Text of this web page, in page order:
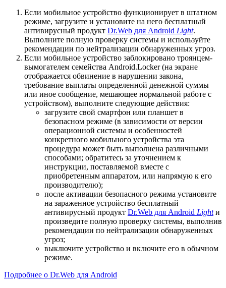
Если мобильное устройство функционирует в штатном
режиме, загрузите и установите на него бесплатный
антивирусный продукт Dr.Web для Android Light.
Выполните полную проверку системы и используйте
рекомендации по нейтрализации обнаруженных угроз.
Если мобильное устройство заблокировано троянцем-
вымогателем семейства Android.Locker (на экране
отображается обвинение в нарушении закона,
требование выплаты определенной денежной суммы
или иное сообщение, мешающее нормальной работе с
устройством), выполните следующие действия:
загрузите свой смартфон или планшет в
безопасном режиме (в зависимости от версии
операционной системы и особенностей
конкретного мобильного устройства эта
процедура может быть выполнена различными
способами; обратитесь за уточнением к
инструкции, поставляемой вместе с
приобретенным аппаратом, или напрямую к его
производителю);
после активации безопасного режима установите
на зараженное устройство бесплатный
антивирусный продукт Dr.Web для Android Lightи
произведите полную проверку системы, выполнив
рекомендации по нейтрализации обнаруженных
угроз;
выключите устройство и включите его в обычном
режиме.
Подробнее о Dr.Web для Android